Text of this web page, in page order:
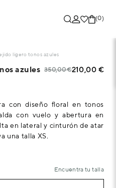
(0)
ligero tonos azules
azules 350,00 €210,00 €
con diseño floral en tonos
con vuelo y abertura en
en lateral y cinturón de atar
una talla XS.
Encuentra tu talla